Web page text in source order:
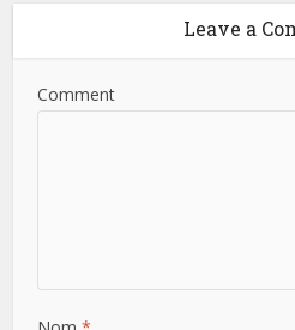
Leave a
Comment